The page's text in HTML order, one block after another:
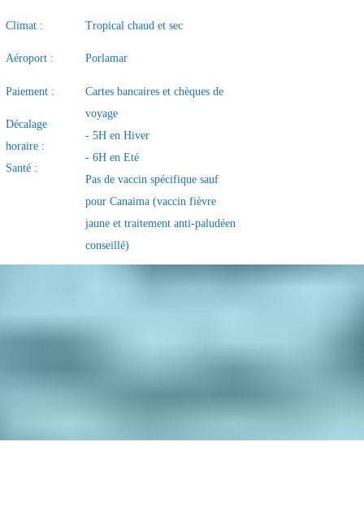
Climat :
Aéroport :
Paiement :
Décalage
horaire :
Santé :
Tropical chaud et sec
Porlamar
Cartes bancaires et chèques de
voyage
- 5H en Hiver
- 6H en Eté
Pas de vaccin spécifique sauf
pour Canaima (vaccin fièvre
jaune et traitement anti-paludéen
conseillé)